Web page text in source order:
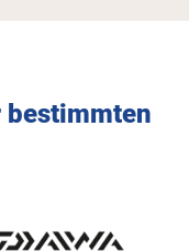
bestimmten